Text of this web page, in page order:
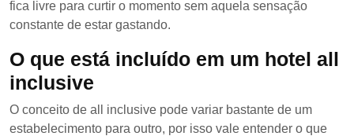
fica livre para curtir o momento sem aquela sensação
constante de estar gastando.
O que está incluído em um hotel all
inclusive
O conceito de all inclusive pode variar bastante de um
estabelecimento para outro, por isso vale entender o que